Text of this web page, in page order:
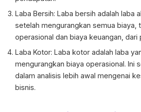
Laba Bersih: Laba bersih adalah laba
setelah mengurangkan semua biaya,
operasional dan biaya keuangan, dari
Laba Kotor: Laba kotor adalah laba
mengurangkan biaya operasional. Ini
dalam analisis lebih awal mengenai
bisnis.